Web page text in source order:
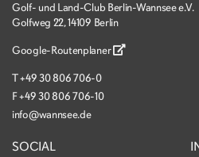
Golf- und Land-Club Berlin-Wannsee e.V.
Golfweg 22, 14109 Berlin
Google-Routenplaner
T+49 30 806 706-0
F+49 30 806 706-10
info@wannsee.de
SOCIAL